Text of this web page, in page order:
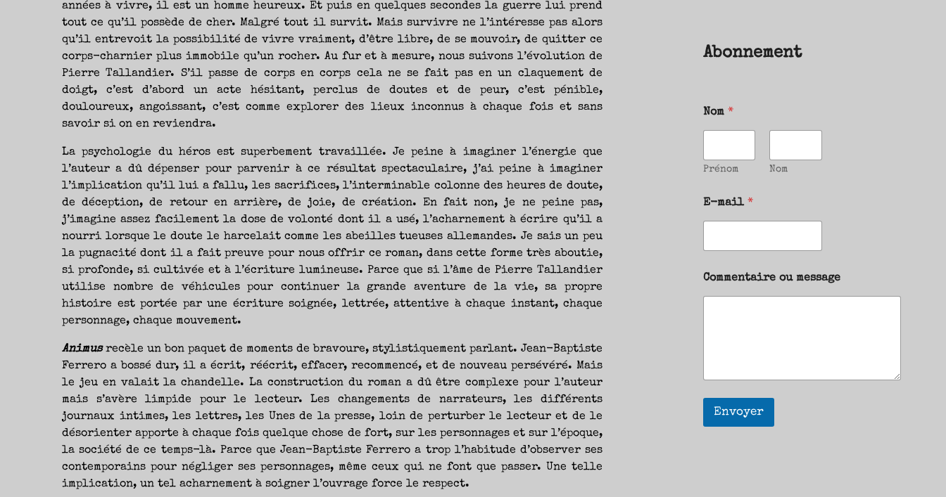
années à vivre, il est un homme heureux. Et puis en quelques secondes la guerre lui prend
tout ce qu’il possède de cher. Malgré tout il survit. Mais survivre ne l’intéresse pas alors
qu’il entrevoit la possibilité de vivre vraiment, d’être libre, de se mouvoir, de quitter ce
corps-charnier plus immobile qu’un rocher. Au fur et à mesure, nous suivons l’évolution de
Pierre Tallandier. S’il passe de corps en corps cela ne se fait pas en un claquement de
doigt, c’est d’abord un acte hésitant, perclus de doutes et de peur, c’est pénible,
douloureux, angoissant, c’est comme explorer des lieux inconnus à chaque fois et sans
savoir si on en reviendra.
La psychologie du héros est superbement travaillée. Je peine à imaginer l’énergie que
l’auteur a dû dépenser pour parvenir à ce résultat spectaculaire, j’ai peine à imaginer
l’implication qu’il lui a fallu, les sacrifices, l’interminable colonne des heures de doute,
de déception, de retour en arrière, de joie, de création. En fait non, je ne peine pas,
j’imagine assez facilement la dose de volonté dont il a usé, l’acharnement à écrire qu’il a
nourri lorsque le doute le harcelait comme les abeilles tueuses allemandes. Je sais un peu
la pugnacité dont il a fait preuve pour nous offrir ce roman, dans cette forme très aboutie,
si profonde, si cultivée et à l’écriture lumineuse. Parce que si l’âme de Pierre Tallandier
utilise nombre de véhicules pour continuer la grande aventure de la vie, sa propre
histoire est portée par une écriture soignée, lettrée, attentive à chaque instant, chaque
personnage, chaque mouvement.
Animusrecèle un bon paquet de moments de bravoure, stylistiquement parlant. Jean-Baptiste
Ferrero a bossé dur, il a écrit, réécrit, effacer, recommencé, et de nouveau persévéré. Mais
le jeu en valait la chandelle. La construction du roman a dû être complexe pour l’auteur
mais s’avère limpide pour le lecteur. Les changements de narrateurs, les différents
journaux intimes, les lettres, les Unes de la presse, loin de perturber le lecteur et de le
désorienter apporte à chaque fois quelque chose de fort, sur les personnages et sur l’époque,
la société de ce temps-là. Parce que Jean-Baptiste Ferrero a trop l’habitude d’observer ses
contemporains pour négliger ses personnages, même ceux qui ne font que passer. Une telle
implication, un tel acharnement à soigner l’ouvrage force le respect.
Abonnement
Nom *
Prénom Nom
E-mail *
Commentaire ou message
Envoyer